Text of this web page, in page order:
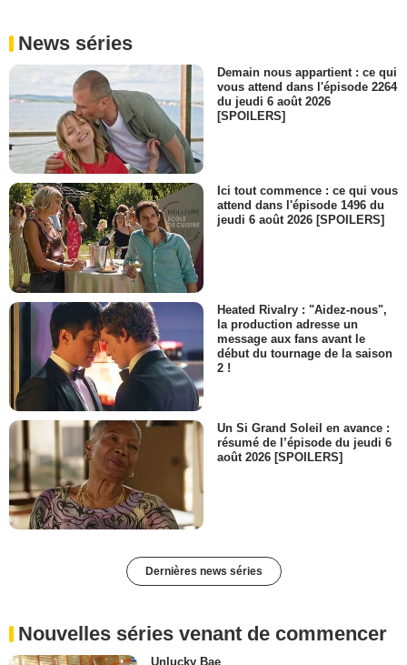
News séries
Demain nous appartient : ce qui
vous attend dans l'épisode 2264
du jeudi 6 août 2026
[SPOILERS]
Ici tout commence : ce qui vous
attend dans l'épisode 1496 du
jeudi 6 août 2026 [SPOILERS]
Heated Rivalry : "Aidez-nous",
la production adresse un
message aux fans avant le
début du tournage de la saison
2 !
Un Si Grand Soleil en avance :
résumé de l’épisode du jeudi 6
août 2026 [SPOILERS]
Dernières news séries
Nouvelles séries venant de commencer
Unlucky Bae